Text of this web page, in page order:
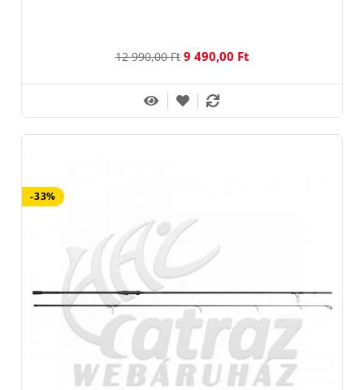
12 990,00 Ft 9 490,00 Ft
-33%